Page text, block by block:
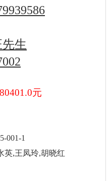
生
元
001-1
英,王凤玲,胡晓红